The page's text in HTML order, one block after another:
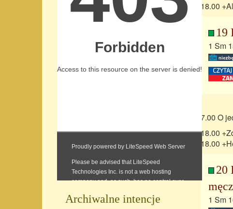
18.00
19
1 Sm
7.00 O
18.00
18.00
20
1 Sm
Archiwalne intencje